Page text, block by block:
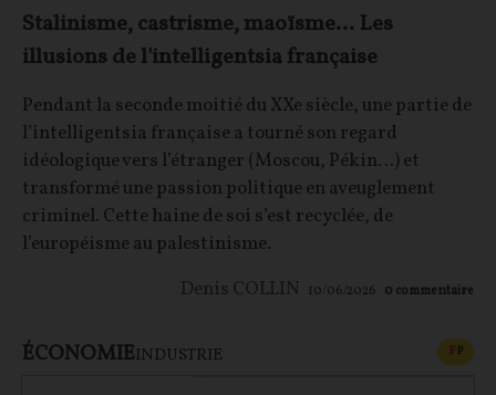
Stalinisme, castrisme, maoïsme… Les
illusions de l'intelligentsia française
Pendant la seconde moitié du XXe siècle, une partie de
l’intelligentsia française a tourné son regard
idéologique vers l’étranger (Moscou, Pékin…) et
transformé une passion politique en aveuglement
criminel. Cette haine de soi s’est recyclée, de
l’européisme au palestinisme.
Denis COLLIN 10/06/2026 0 commentaire
ÉCONOMIEINDUSTRIE FP